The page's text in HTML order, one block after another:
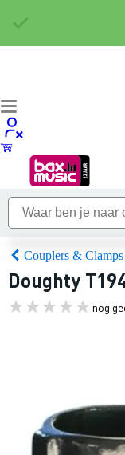
Couplers & Clamps
Doughty
nog